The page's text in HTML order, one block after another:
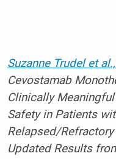
Suzanne Trudel et
Cevostamab
Clinically
Safety in Patients
Relapsed/
Updated Results